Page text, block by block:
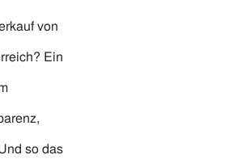
von
Ein
so das